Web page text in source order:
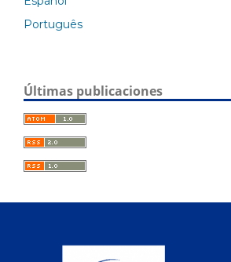
Português
Últimas publicaciones